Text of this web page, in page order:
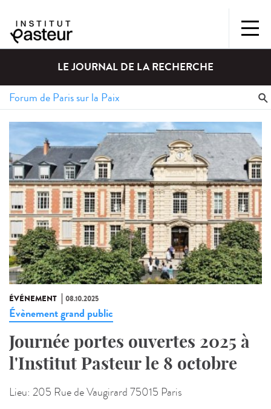
LE JOURNAL DE LA RECHERCHE
ÉVÉNEMENT 08.10.2025
Évènement grand public
Journée portes ouvertes 2025 à
l'Institut Pasteur le 8 octobre
Lieu: 205 Rue de Vaugirard 75015 Paris